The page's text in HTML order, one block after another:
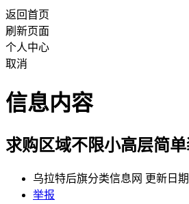
返回首页
刷新页面
个人中心
取消
信息内容
求购区域不限小高层简
乌拉特后旗分类信息网 更新日期
举报